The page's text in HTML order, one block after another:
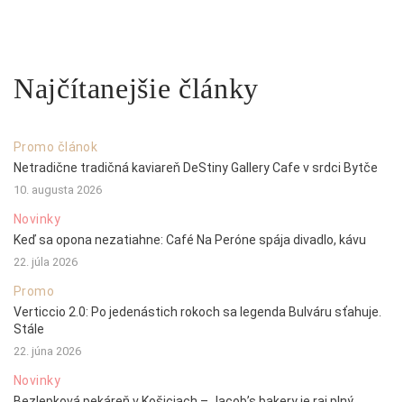
Najčítanejšie články
Promo článok
Netradične tradičná kaviareň DeStiny Gallery Cafe v srdci Bytče
10. augusta 2026
Novinky
Keď sa opona nezatiahne: Café Na Peróne spája divadlo, kávu
22. júla 2026
Promo
Verticcio 2.0: Po jedenástich rokoch sa legenda Bulváru sťahuje.
Stále
22. júna 2026
Novinky